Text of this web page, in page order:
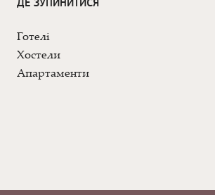
ДЕ ЗУПИНИТИСЯ
Готелі
Хостели
Апартаменти